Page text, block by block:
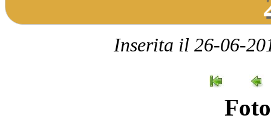
Inserita il 26-06-